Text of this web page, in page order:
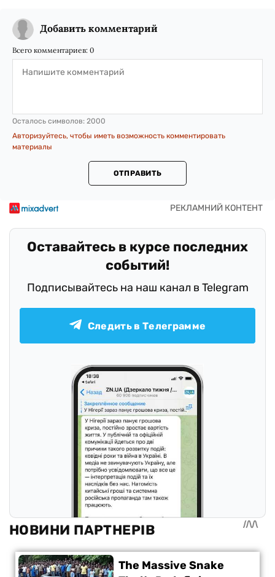
Добавить комментарий
Всего комментариев: 0
Осталось символов: 2000
Авторизуйтесь, чтобы иметь возможность комментировать
материалы
ОТПРАВИТЬ
Оставайтесь в курсе последних
событий!
Подписывайтесь на наш канал в Telegram
Следить в Телеграмме